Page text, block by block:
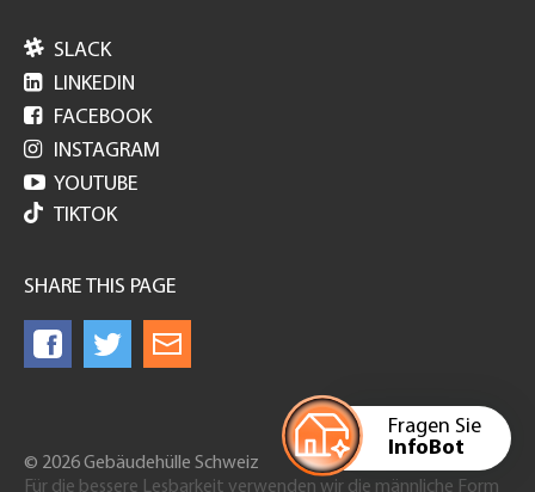
Fragen Sie
InfoBot
 SLACK
 LINKEDIN
 FACEBOOK
 INSTAGRAM
 YOUTUBE
TIKTOK
SHARE THIS PAGE
© 2026 Gebäudehülle Schweiz
Für die bessere Lesbarkeit verwenden wir die männliche Form